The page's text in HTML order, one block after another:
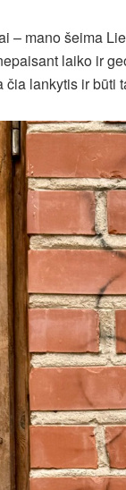
– mano šeima
laiko ir
čia lankytis ir būti